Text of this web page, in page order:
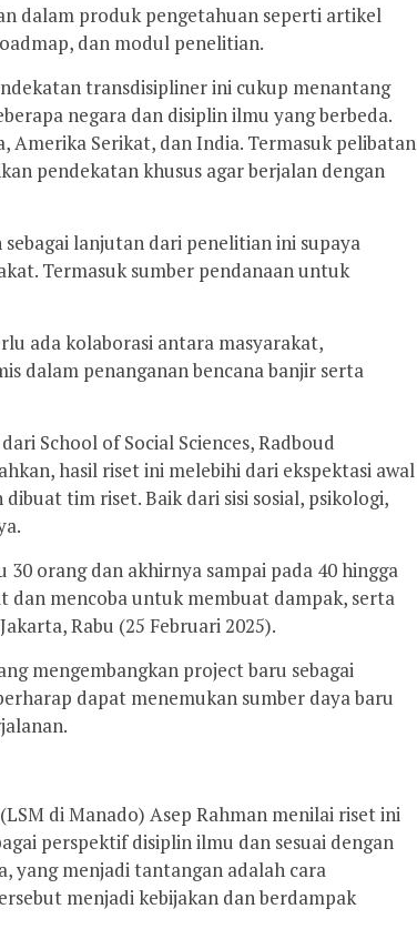
dalam produk pengetahuan seperti artikel
dan modul penelitian.
transdisipliner ini cukup menantang
negara dan disiplin ilmu yang berbeda.
Amerika Serikat, dan India. Termasuk pelibatan
pendekatan khusus agar berjalan dengan
lanjutan dari penelitian ini supaya
Termasuk sumber pendanaan untuk
ada kolaborasi antara masyarakat,
dalam penanganan bencana banjir serta
School of Social Sciences, Radboud
hasil riset ini melebihi dari ekspektasi awal
tim riset. Baik dari sisi sosial, psikologi,
orang dan akhirnya sampai pada 40 hingga
dan mencoba untuk membuat dampak, serta
Rabu (25 Februari 2025).
mengembangkan project baru sebagai
dapat menemukan sumber daya baru
di Manado) Asep Rahman menilai riset ini
perspektif disiplin ilmu dan sesuai dengan
yang menjadi tantangan adalah cara
menjadi kebijakan dan berdampak